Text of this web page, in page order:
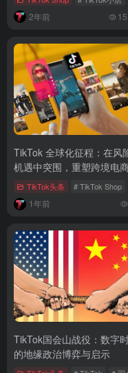
2年前
TikTok 全球化征程：在风
机遇中突围，重塑跨境电
格局TikTok头条 # TikTok Shop
1年前
TikTok国会山战役：数字
的地缘政治博弈与启示